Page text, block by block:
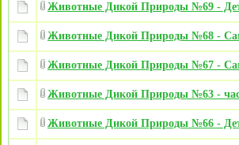
Животные Дикой Природы №69 -
Животные Дикой Природы №68 -
Животные Дикой Природы №67 -
Животные Дикой Природы №63 -
Животные Дикой Природы №66 -